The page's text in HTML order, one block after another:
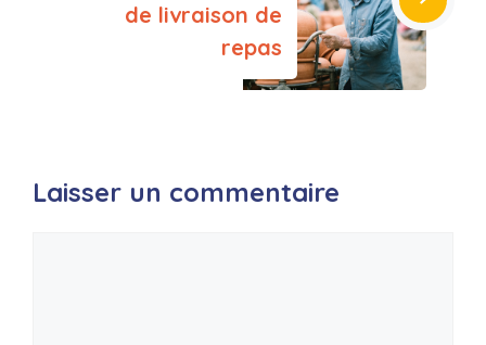
de livraison de
repas
Laisser un commentaire